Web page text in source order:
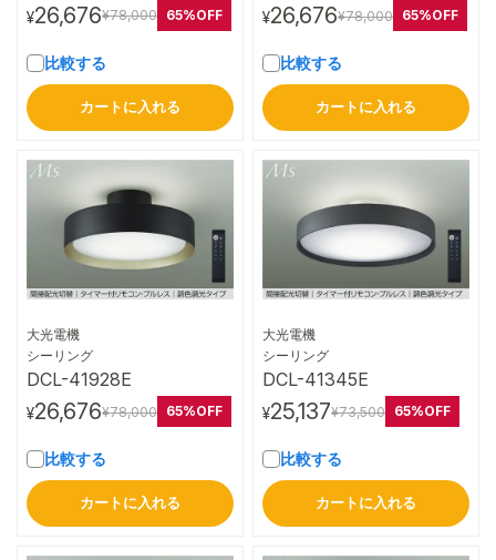
¥26,676¥78,000 65%OFF
比較する
カートに入れる
¥26,676¥78,000 65%OFF
比較する
カートに入れる
大光電機
シーリング
DCL-41928E
¥26,676¥78,000 65%OFF
比較する
カートに入れる
大光電機
シーリング
DCL-41345E
¥25,137¥73,500 65%OFF
比較する
カートに入れる